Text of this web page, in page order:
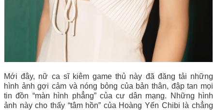
Mới đây, nữ ca sĩ kiêm game thủ này đã đăng tải những
hình ảnh gợi cảm và nóng bỏng của bản thân, đập tan mọi
tin đồn “màn hình phẳng” của cư dân mạng. Những hình
ảnh này cho thấy “tâm hồn” của Hoàng Yến Chibi là chẳng